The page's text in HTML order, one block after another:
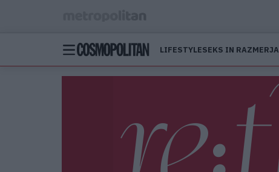
LIFESTYLESEKS IN RAZMERJA